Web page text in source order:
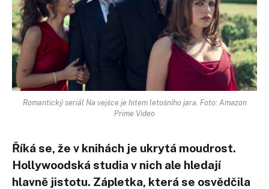
Romantický seriál Na vejšce je hitem letošního jara. Foto: Amazon
Prime Video
Říká se, že v knihách je ukrytá moudrost.
Hollywoodská studia v nich ale hledají
hlavně jistotu. Zápletka, která se osvědčila